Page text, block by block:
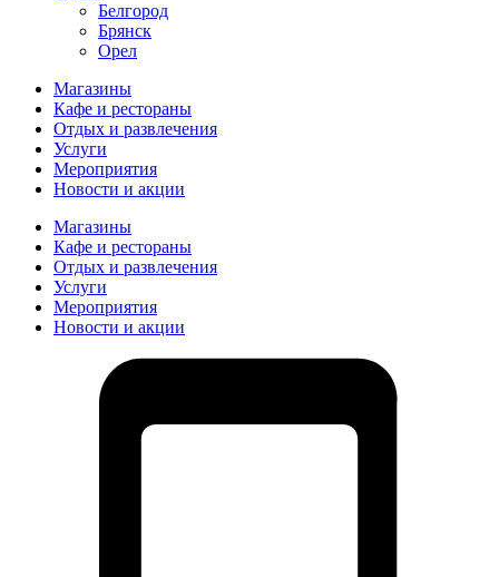
Белгород
Брянск
Орел
Магазины
Кафе и рестораны
Отдых и развлечения
Услуги
Мероприятия
Новости и акции
Магазины
Кафе и рестораны
Отдых и развлечения
Услуги
Мероприятия
Новости и акции